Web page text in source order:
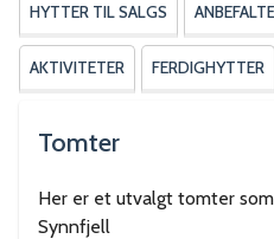
HYTTER TIL SALGS
AKTIVITETER FERDIGHYTTER
Tomter
Her er et utvalgt tomter
Synnfjell